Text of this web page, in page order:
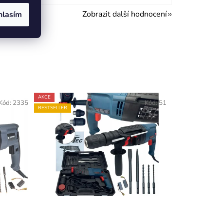
Zobrazit další hodnocení
2335
AKCE
BESTSELLER
Kód:51